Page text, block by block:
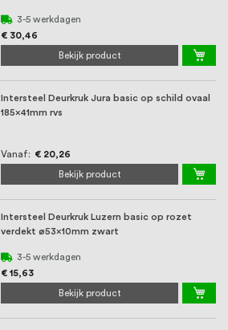
3-5 werkdagen
€ 30,46
Bekijk product
Intersteel Deurkruk Jura basic op schild ovaal
185x41mm rvs
Vanaf € 20,26
Bekijk product
Intersteel Deurkruk Luzern basic op rozet
verdekt ø53x10mm zwart
3-5 werkdagen
€ 15,63
Bekijk product